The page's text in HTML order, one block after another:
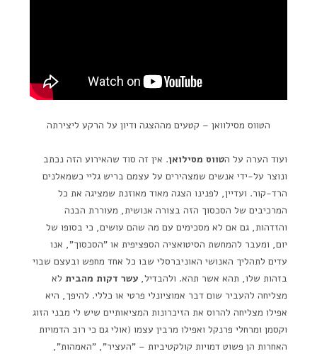
הטווס מסילוואן – קטעים מההצגה ודיון על הרקע ליצירתה
ועוד הערה על הטווס מסילואן. אין זה סוד שהאירוע הזה נכתב
ונוצר על-ידי אנשים שמצהירים על עצמם בריש גליי כשמאלנים
הרד-קור. ועדיין, לפנינו הצגה מאוד מאוזנת שמציגה את כל
המרכיבים של הסכסוך הזה בצורה אנושית, מעוררת הבנה
והזדהות, גם אם לא מסכימים עם מה שהם עושים, כי בסופו של
יום, ומעבר להמחשת הסיטואציה הספציפית או "הסכסוך", אנו
עדים לתהליך האנושי האוניברסלי שבו כל אחד מחפש ובעצם שבוי
בזהות שלו, תהא אשר תהא. ולהבדיל, עשר דקות מהבית לא
מצליחה להעביר שום דבר אמוציונלי פרטי או כללי. להיפך, היא
אפילו מצליחה להרוס את הזיכרונות המציאותיים שיש לי מבני הזוג
וקסמן ומרחלי פרנקל ואפילו מרבין עצמו (אולי גם כי רוב הדמויות
האחרות הן פשוט דמויות קולקטיביות – "העציר", "האמהות",